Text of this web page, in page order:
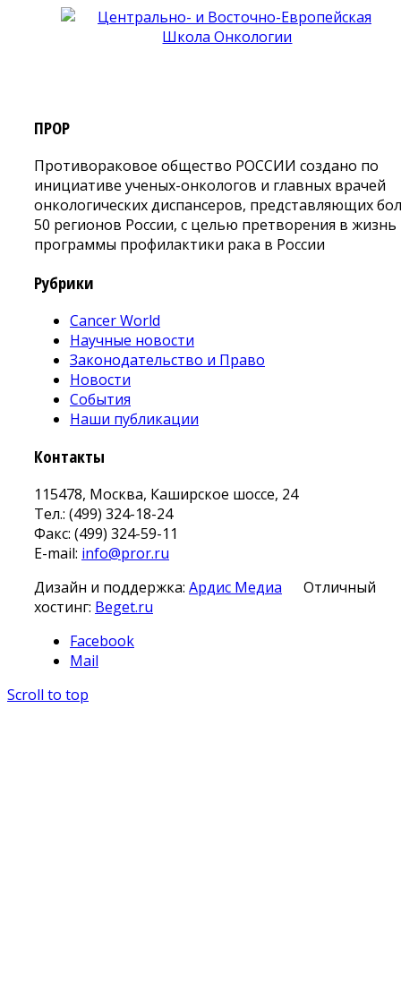
ПРОР
Противораковое общество РОССИИ создано по
инициативе ученых-онкологов и главных врачей
онкологических диспансеров, представляющих
50 регионов России, с целью претворения в жизнь
программы профилактики рака в России
Рубрики
Cancer World
Научные новости
Законодательство и Право
Новости
События
Наши публикации
Контакты
115478, Москва, Каширское шоссе, 24
Тел.: (499) 324-18-24
Факс: (499) 324-59-11
E-mail: info@pror.ru
Дизайн и поддержка: Ардис Медиа
Отличный
хостинг: Beget.ru
Facebook
Mail
Scroll to top